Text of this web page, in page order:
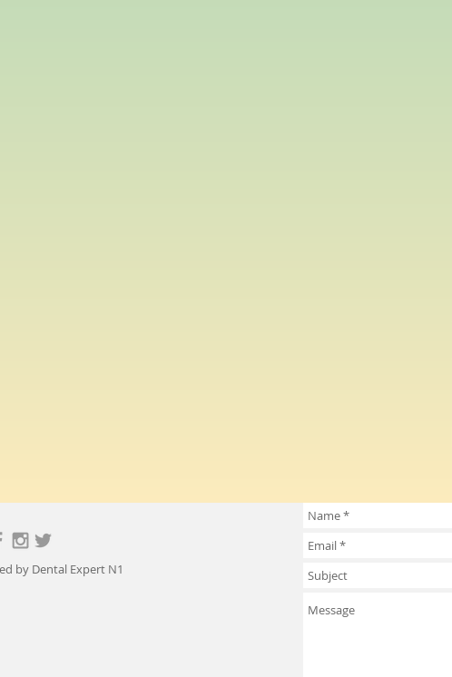
by Dental Expert N1